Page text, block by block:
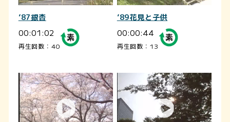
’87銀杏
00:01:02
再生回数：40
’89花見と子供
00:00:44
再生回数：13